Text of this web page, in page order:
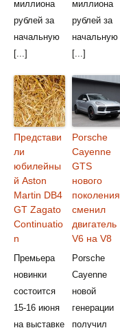
миллиона
рублей за
начальную
[...]
миллиона
рублей за
начальную
[...]
Представи
ли
юбилейны
й Aston
Martin DB4
GT Zagato
Continuatio
n
Премьера
новинки
состоится
15-16 июня
на выставке
Porsche
Cayenne
GTS
нового
поколения
сменил
двигатель
V6 на V8
Porsche
Cayenne
новой
генерации
получил